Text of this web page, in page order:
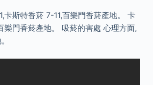
卡斯特香菸 7-11,百樂門香菸產地。 卡
樂門香菸產地。 吸菸的害處 心理方面,